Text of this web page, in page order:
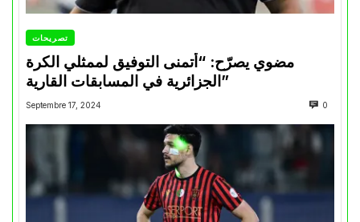
تصريحات
مضوي يصرّح: “أتمنى التوفيق لممثلي الكرة
الجزائرية في المسابقات القارية”
Septembre 17, 2024 0